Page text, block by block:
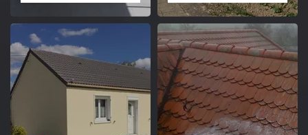
Peintre intérieur
Habillage planche
de rive 51